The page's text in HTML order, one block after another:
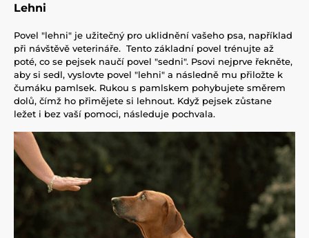
Lehni
Povel "lehni" je užitečný pro uklidnění vašeho psa, například
při návštěvě veterináře. Tento základní povel trénujte až
poté, co se pejsek naučí povel "sedni". Psovi nejprve řekněte,
aby si sedl, vyslovte povel "lehni" a následně mu přiložte k
čumáku pamlsek. Rukou s pamlskem pohybujete směrem
dolů, čímž ho přimějete si lehnout. Když pejsek zůstane
ležet i bez vaší pomoci, následuje pochvala.